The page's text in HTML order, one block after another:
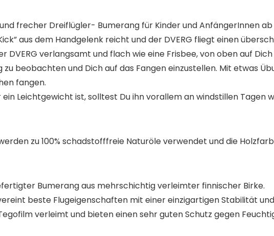
und frecher Dreiflügler- Bumerang für Kinder und AnfängerInnen
aus dem Handgelenk reicht und der DVERG fliegt einen
DVERG verlangsamt und flach wie eine Frisbee, von oben auf
zu beobachten und Dich auf das Fangen einzustellen. Mit etwas
fangen.
Leichtgewicht ist, solltest Du ihn vorallem an windstillen Tagen
zu 100% schadstofffreie Naturöle verwendet und die
Bumerang aus mehrschichtig verleimter finnischer Birke.
beste Flugeigenschaften mit einer einzigartigen Stabilität
verleimt und bieten einen sehr guten Schutz gegen